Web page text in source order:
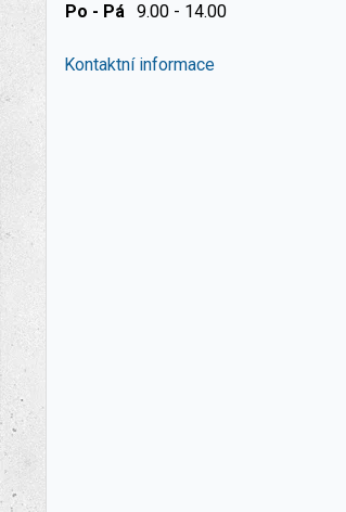
Po - Pá 9.00 - 14.00
Kontaktní informace